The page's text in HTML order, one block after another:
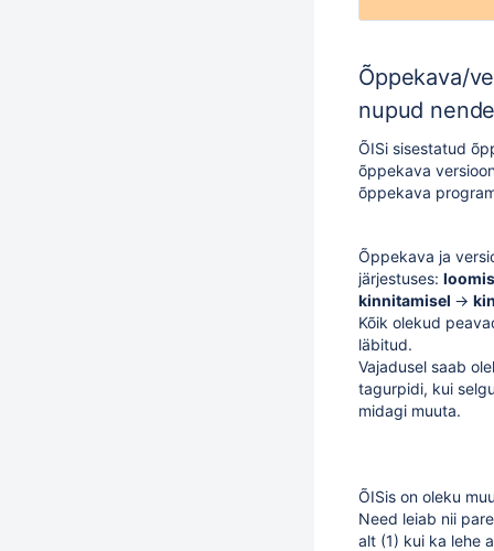
Õppekava/
nupud
ÕISi sisestatud
õppekava
õppekava
Õppekava ja
järjestuses:
kinnitamisel →
Kõik olekud
läbitud.
Vajadusel saab
tagurpidi, kui
midagi muuta.
ÕISis on oleku
Need leiab nii
alt (1) kui ka lehe